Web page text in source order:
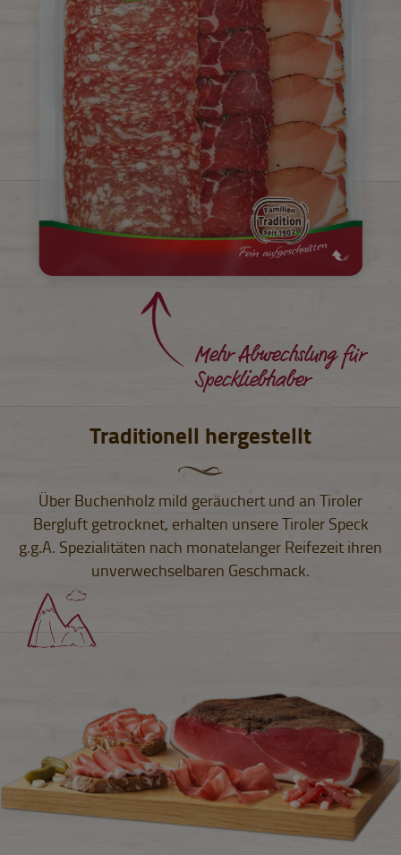
Mehr Abwechslung für
Speckliebhaber
Traditionell hergestellt
Über Buchenholz mild geräuchert und an Tiroler
Bergluft getrocknet, erhalten unsere Tiroler Speck
g.g.A. Spezialitäten nach monatelanger Reifezeit ihren
unverwechselbaren Geschmack.